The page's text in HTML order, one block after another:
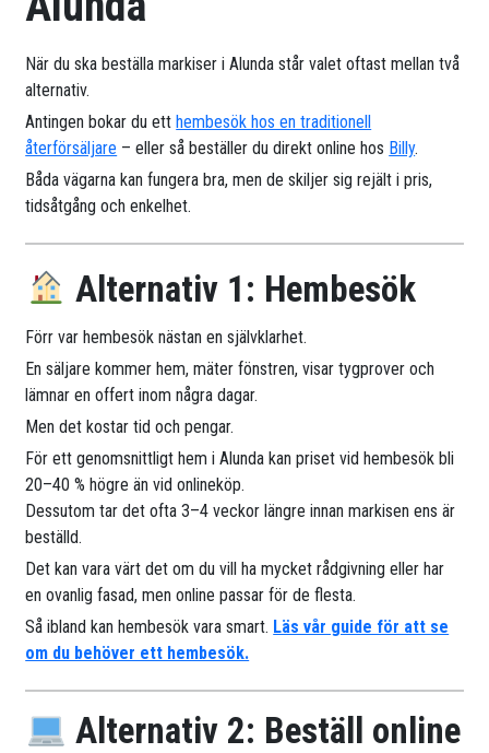
När du ska beställa markiser i Alunda står valet oftast mellan två
alternativ.
Antingen bokar du etthembesök hos en traditionell
återförsäljare – eller så beställer du direkt online hos Billy.
Båda vägarna kan fungera bra, men de skiljer sig rejält i pris,
tidsåtgång och enkelhet.
Alternativ 1: Hembesök
Förr var hembesök nästan en självklarhet.
En säljare kommer hem, mäter fönstren, visar tygprover och
lämnar en offert inom några dagar.
Men det kostar tid och pengar.
För ett genomsnittligt hem i Alunda kan priset vid hembesök bli
20–40 % högre än vid onlineköp.
Dessutom tar det ofta 3–4 veckor längre innan markisen ens är
beställd.
Det kan vara värt det om du vill ha mycket rådgivning eller har
en ovanlig fasad, men online passar för de flesta.
Så ibland kan hembesök vara smart. Läs vår guide för att se
om du behöver ett hembesök.
Alternativ 2: Beställ online